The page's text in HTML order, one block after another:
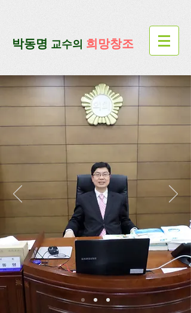
​박동명 교수의 희망창조